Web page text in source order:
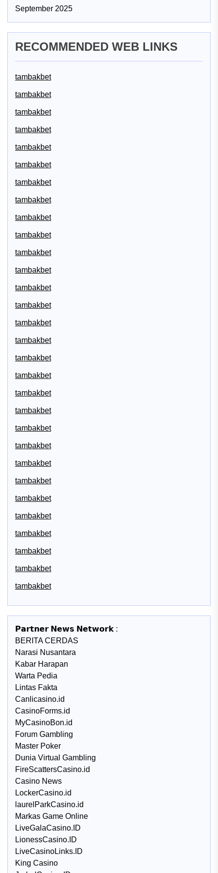
September 2025
RECOMMENDED WEB LINKS
tambakbet
tambakbet
tambakbet
tambakbet
tambakbet
tambakbet
tambakbet
tambakbet
tambakbet
tambakbet
tambakbet
tambakbet
tambakbet
tambakbet
tambakbet
tambakbet
tambakbet
tambakbet
tambakbet
tambakbet
tambakbet
tambakbet
tambakbet
tambakbet
tambakbet
tambakbet
tambakbet
tambakbet
tambakbet
tambakbet
𝗣𝗮𝗿𝘁𝗻𝗲𝗿 𝗡𝗲𝘄𝘀 𝗡𝗲𝘁𝘄𝗼𝗿𝗸 :
BERITA CERDAS
Narasi Nusantara
Kabar Harapan
Warta Pedia
Lintas Fakta
Canlicasino.id
CasinoForms.id
MyCasinoBon.id
Forum Gambling
Master Poker
Dunia Virtual Gambling
FireScattersCasino.id
Casino News
LockerCasino.id
laurelParkCasino.id
Markas Game Online
LiveGalaCasino.ID
LionessCasino.ID
LiveCasinoLinks.ID
King Casino